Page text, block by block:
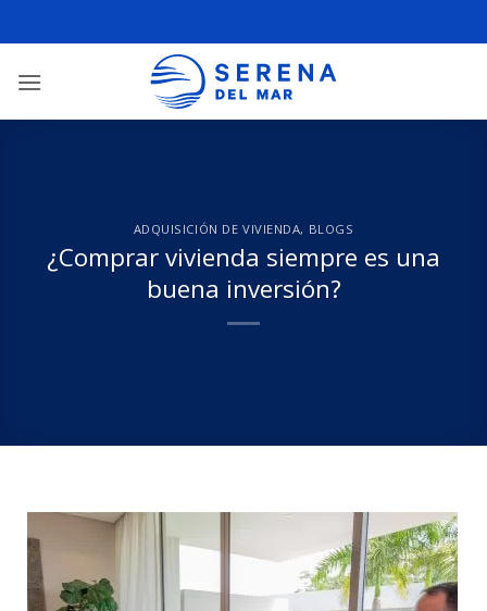
ADQUISICIÓN DE VIVIENDA, BLOGS
¿Comprar vivienda siempre es una
buena inversión?